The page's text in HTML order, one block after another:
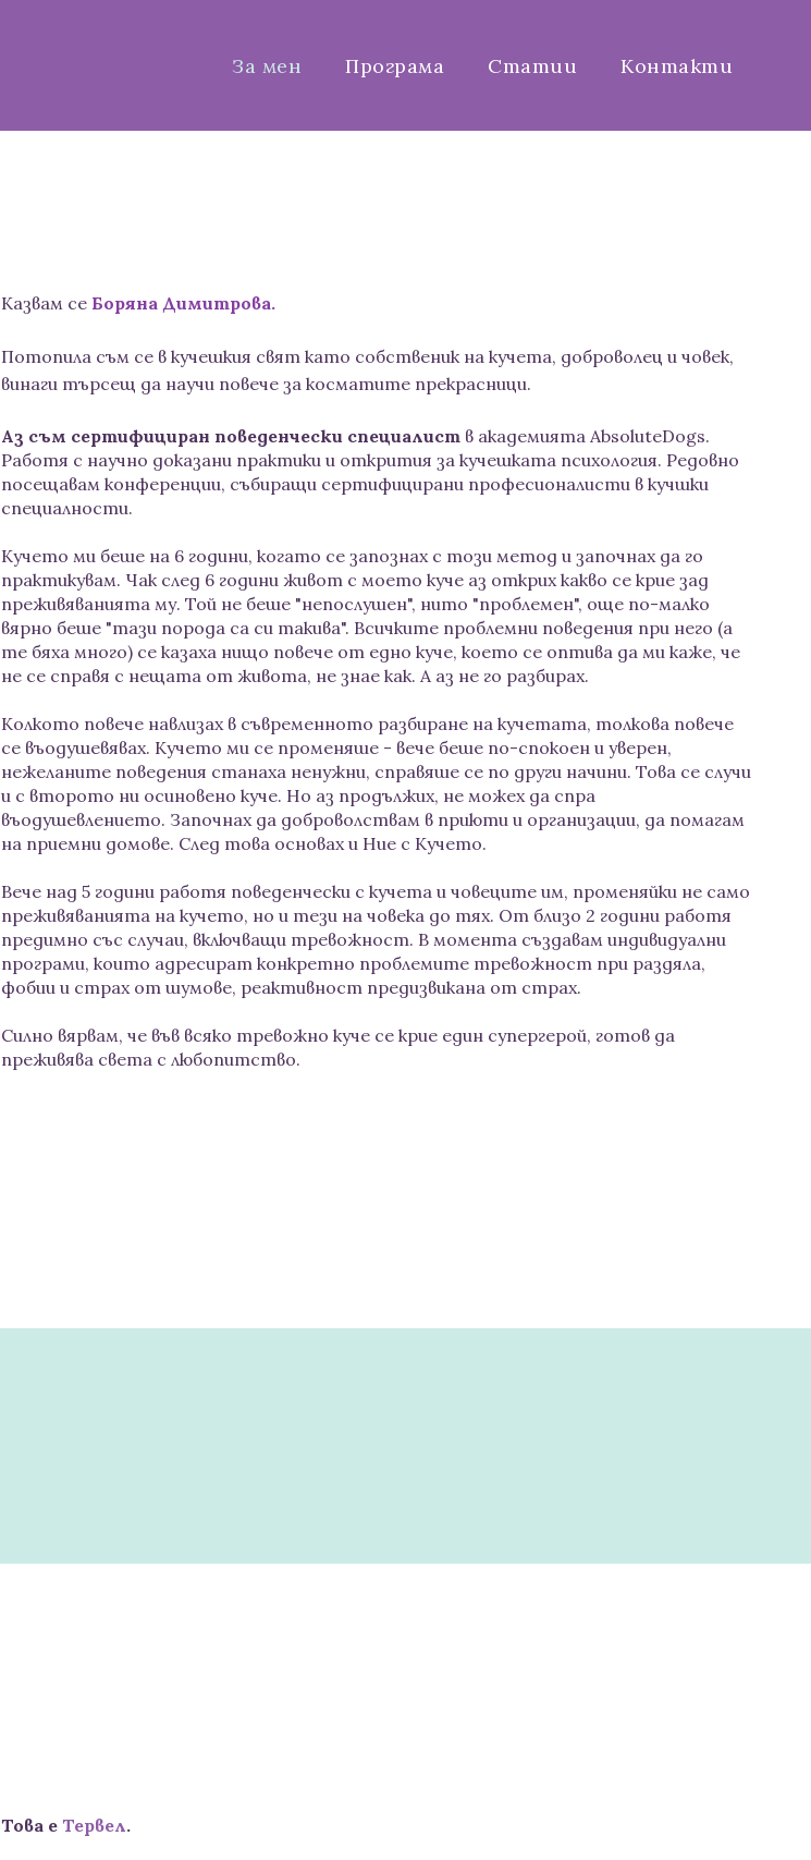
За мен Програма Статии Контакти
Казвам се Боряна Димитрова.
Потопила съм се в кучешкия свят като собственик на кучета, доброволец и човек,
винаги търсещ да научи повече за косматите прекрасници.
Аз съм сертифициран поведенчески специалист в академията AbsoluteDogs.
Работя с научно доказани практики и открития за кучешката психология. Редовно
посещавам конференции, събиращи сертифицирани професионалисти в кучшки
специалности.
Кучето ми беше на 6 години, когато се запознах с този метод и започнах да го
практикувам. Чак след 6 години живот с моето куче аз открих какво се крие зад
преживяванията му. Той не беше "непослушен", нито "проблемен", още по-малко
вярно беше "тази порода са си такива". Всичките проблемни поведения при него (а
те бяха много) се казаха нищо повече от едно куче, което се оптива да ми каже, че
не се справя с нещата от живота, не знае как. А аз не го разбирах.
Колкото повече навлизах в съвременното разбиране на кучетата, толкова повече
се въодушевявах. Кучето ми се променяше - вече беше по-спокоен и уверен,
нежеланите поведения станаха ненужни, справяше се по други начини. Това се случи
и с второто ни осиновено куче. Но аз продължих, не можех да спра
въодушевлението. Започнах да доброволствам в приюти и организации, да помагам
на приемни домове. След това основах и Ние с Кучето.
Вече над 5 години работя поведенчески с кучета и човеците им, променяйки не само
преживяванията на кучето, но и тези на човека до тях. От близо 2 години работя
предимно със случаи, включващи тревожност. В момента създавам индивидуални
програми, които адресират конкретно проблемите тревожност при раздяла,
фобии и страх от шумове, реактивност предизвикана от страх.
Силно вярвам, че във всяко тревожно куче се крие един супергерой, готов да
преживява света с любопитство.
Това е Тервел.